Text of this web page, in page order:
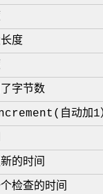
度
字节数
自动加1
的时间
检查的时间